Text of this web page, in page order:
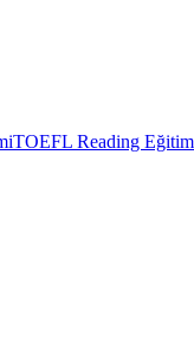
TOEFL Reading